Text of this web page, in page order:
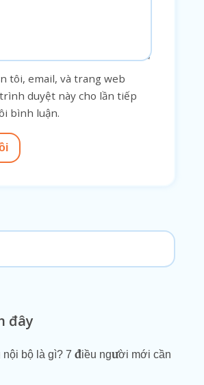
tôi, email, và trang web
duyệt này cho lần tiếp
bình luận.
đây
nội bộ là gì? 7 điều người mới cần